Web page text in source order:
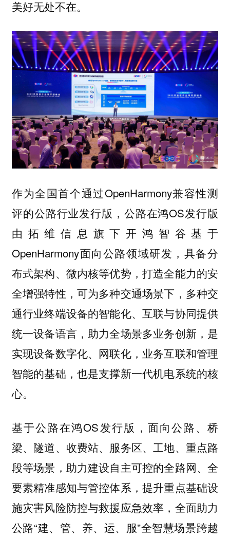
美好无处不在。
作为全国首个通过OpenHarmony兼容性测
评的公路行业发行版，公路在鸿OS发行版
由拓维信息旗下开鸿智谷基于
OpenHarmony面向公路领域研发，具备分
布式架构、微内核等优势，打造全能力的安
全增强特性，可为多种交通场景下，多种交
通行业终端设备的智能化、互联与协同提供
统一设备语言，助力全场景多业务创新，是
实现设备数字化、网联化，业务互联和管理
智能的基础，也是支撑新一代机电系统的核
心。
基于公路在鸿OS发行版，面向公路、桥
梁、隧道、收费站、服务区、工地、重点路
段等场景，助力建设自主可控的全路网、全
要素精准感知与管控体系，提升重点基础设
施灾害风险防控与救援应急效率，全面助力
公路“建、管、养、运、服”全智慧场景跨越